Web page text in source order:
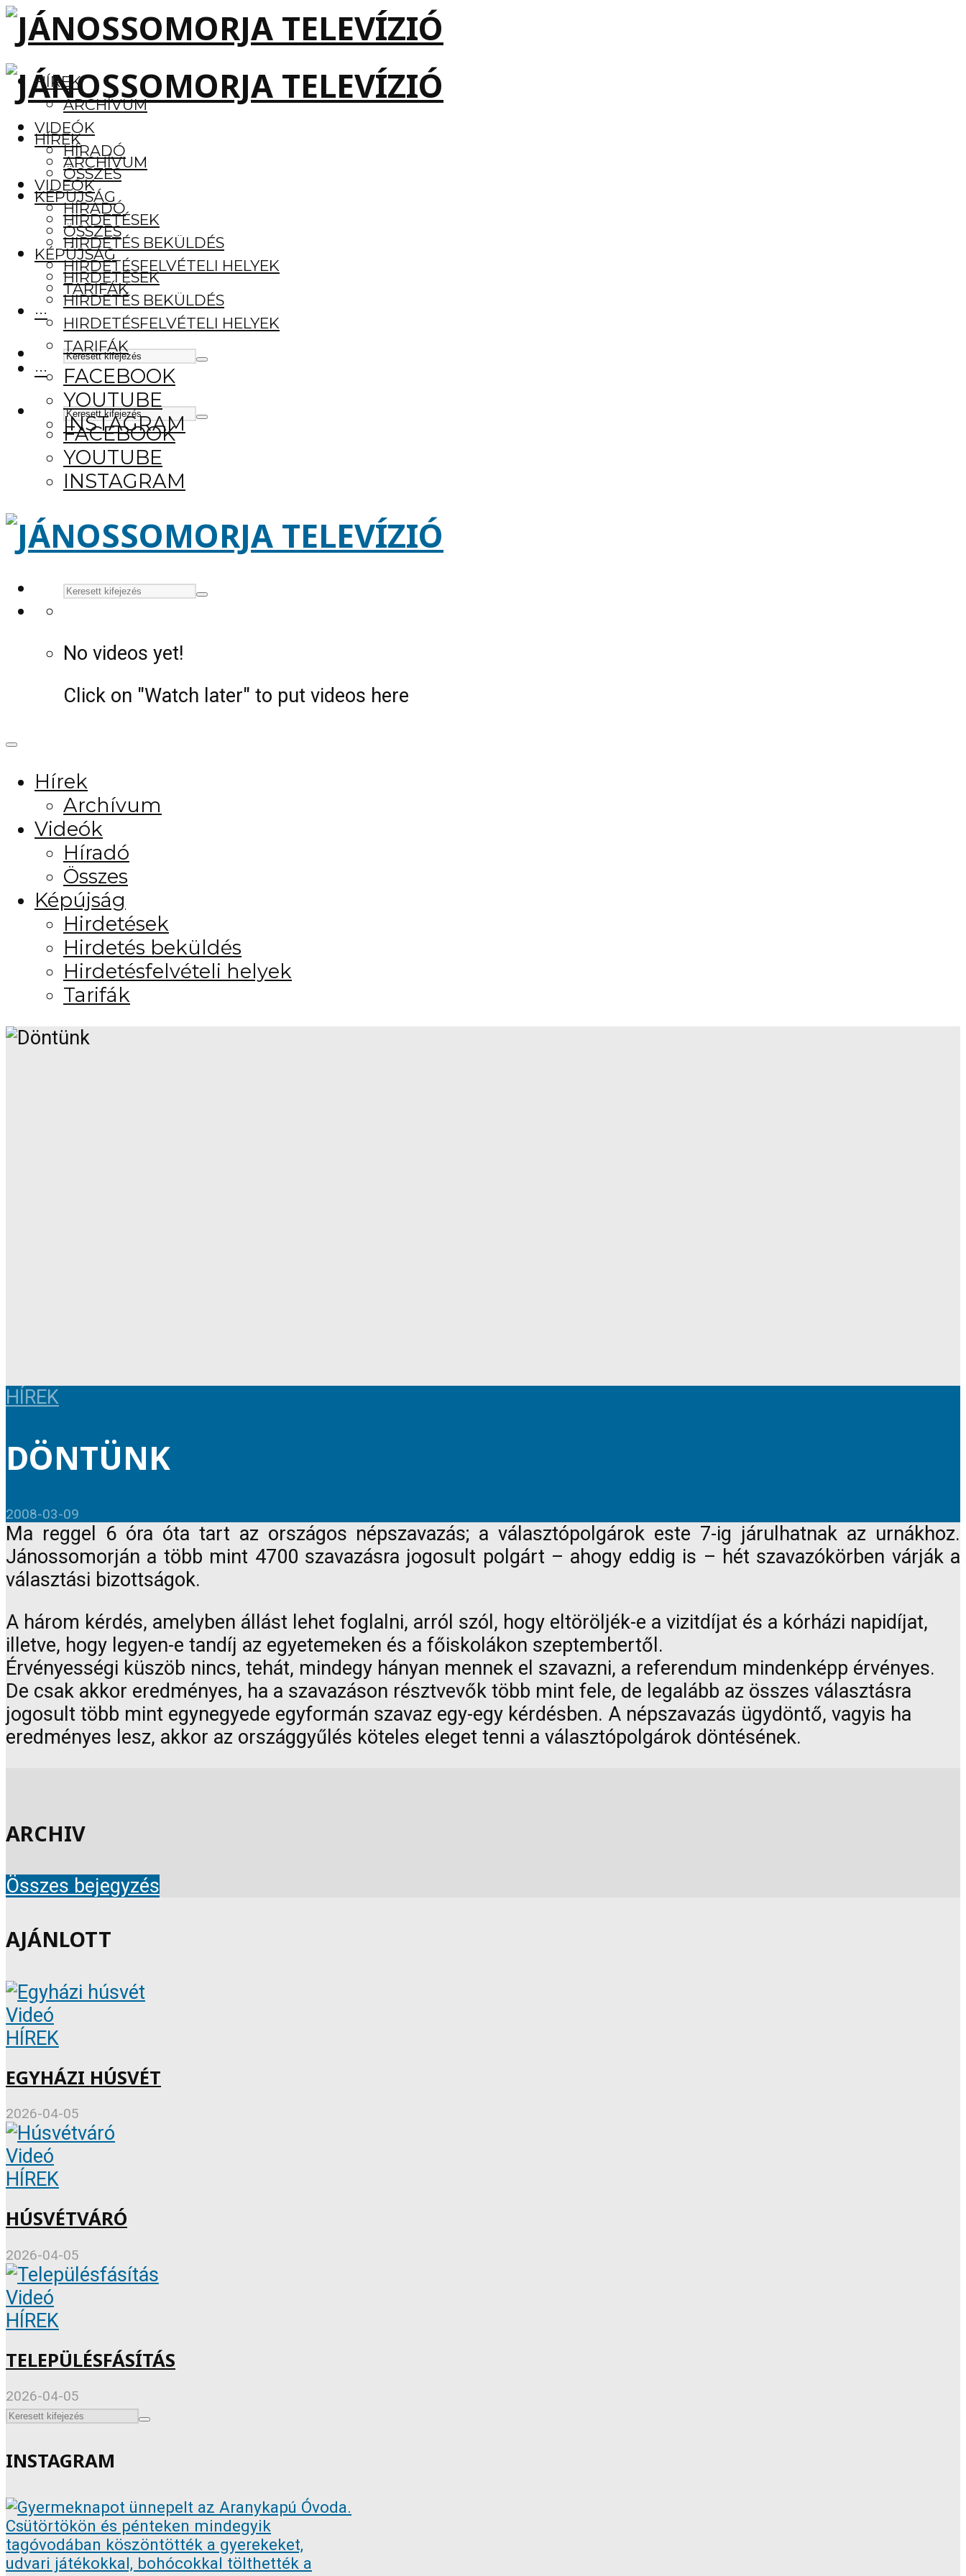
HÍREK
ARCHÍVUM
VIDEÓK
HÍRADÓ
ÖSSZES
KÉPÚJSÁG
HIRDETÉSEK
HIRDETÉS BEKÜLDÉS
HIRDETÉSFELVÉTELI HELYEK
TARIFÁK
···
FACEBOOK
YOUTUBE
INSTAGRAM
HÍREK
ARCHÍVUM
VIDEÓK
HÍRADÓ
ÖSSZES
KÉPÚJSÁG
HIRDETÉSEK
HIRDETÉS BEKÜLDÉS
HIRDETÉSFELVÉTELI HELYEK
TARIFÁK
···
FACEBOOK
YOUTUBE
INSTAGRAM
No videos yet!
Click on "Watch later" to put videos here
Hírek
Archívum
Videók
Híradó
Összes
Képújság
Hirdetések
Hirdetés beküldés
Hirdetésfelvételi helyek
Tarifák
HÍREK
DÖNTÜNK
2008-03-09
Ma reggel 6 óra óta tart az országos népszavazás; a választópolgárok este 7-ig járulhatnak az urnákhoz.
Jánossomorján a több mint 4700 szavazásra jogosult polgárt – ahogy eddig is – hét szavazókörben várják a
választási bizottságok.
A három kérdés, amelyben állást lehet foglalni, arról szól, hogy eltöröljék-e a vizitdíjat és a kórházi napidíjat,
illetve, hogy legyen-e tandíj az egyetemeken és a főiskolákon szeptembertől.
Érvényességi küszöb nincs, tehát, mindegy hányan mennek el szavazni, a referendum mindenképp érvényes.
De csak akkor eredményes, ha a szavazáson résztvevők több mint fele, de legalább az összes választásra
jogosult több mint egynegyede egyformán szavaz egy-egy kérdésben. A népszavazás ügydöntő, vagyis ha
eredményes lesz, akkor az országgyűlés köteles eleget tenni a választópolgárok döntésének.
ARCHIV
Összes bejegyzés
AJÁNLOTT
Videó
HÍREK
EGYHÁZI HÚSVÉT
2026-04-05
Videó
HÍREK
HÚSVÉTVÁRÓ
2026-04-05
Videó
HÍREK
TELEPÜLÉSFÁSÍTÁS
2026-04-05
INSTAGRAM